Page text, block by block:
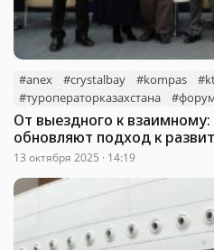
#anex #crystalbay #kompas
#туроператорказахстана
От выездного к взаимному:
обновляют подход к
13 октября 2025 · 14:19